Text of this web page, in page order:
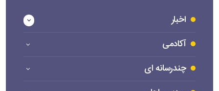
اخبار
آکادمی
چندرسانه ای